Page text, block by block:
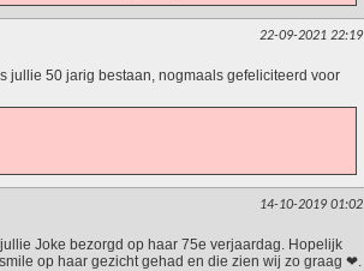
22-09-2021 22:19
jullie 50 jarig bestaan, nogmaals gefeliciteerd voor
14-10-2019 01:02
Joke bezorgd op haar 75e verjaardag. Hopelijk
op haar gezicht gehad en die zien wij zo graag ❤.